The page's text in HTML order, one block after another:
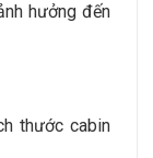
hưởng đến
thước cabin